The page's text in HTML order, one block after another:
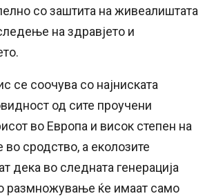
со заштита на живеалиштата
на здравјето и
се соочува со најниската
од сите проучени
во Европа и висок степен на
сродство, а еколозите
дека во следната генерација
размножување ќе имаат само